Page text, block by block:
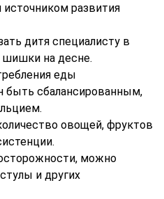
источником развития
дитя специалисту в
шишки на десне.
еды
быть сбалансированным,
овощей, фруктов
можно
и других